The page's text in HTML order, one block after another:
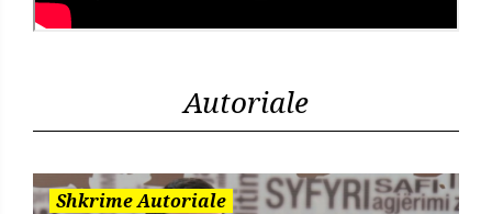
Autoriale
Shkrime Autoriale